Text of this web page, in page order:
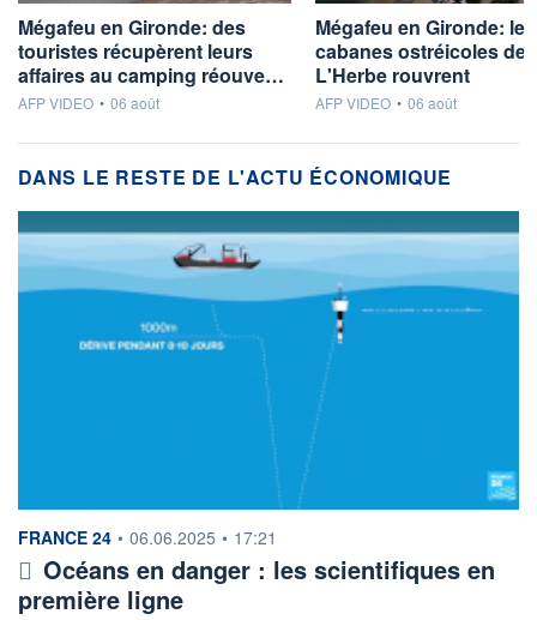
Mégafeu en Gironde: des
touristes récupèrent leurs
affaires au camping réouve…
information fournie par
AFP VIDEO • 06 août
Mégafeu en Gironde: les
cabanes ostréicoles de
L'Herbe rouvrent
information fournie par
AFP VIDEO • 06 août
DANS LE RESTE DE L'ACTU ÉCONOMIQUE
information fournie par
FRANCE 24 • 06.06.2025 • 17:21
Océans en danger : les scientifiques en
première ligne